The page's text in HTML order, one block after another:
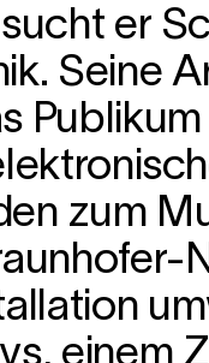
er
Seine
zum